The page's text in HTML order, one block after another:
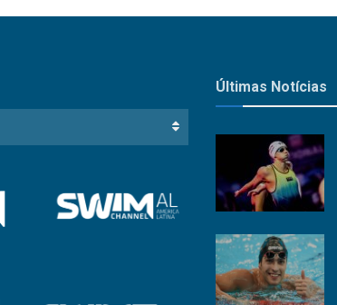
Últimas Notícias